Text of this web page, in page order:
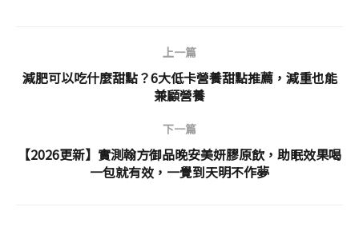
上一篇
減肥可以吃什麼甜點？6大低卡營養甜點推薦，減重也能
兼顧營養
下一篇
【2026更新】實測翰方御品晚安美妍膠原飲，助眠效果喝
一包就有效，一覺到天明不作夢